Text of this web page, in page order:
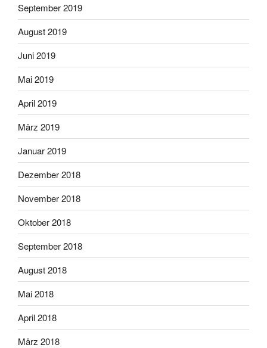
September 2019
August 2019
Juni 2019
Mai 2019
April 2019
März 2019
Januar 2019
Dezember 2018
November 2018
Oktober 2018
September 2018
August 2018
Mai 2018
April 2018
März 2018